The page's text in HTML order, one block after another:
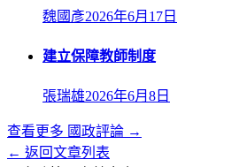
魏國彥2026年6月17日
建立保障教師制度
張瑞雄2026年6月8日
查看更多 國政評論 →
← 返回文章列表